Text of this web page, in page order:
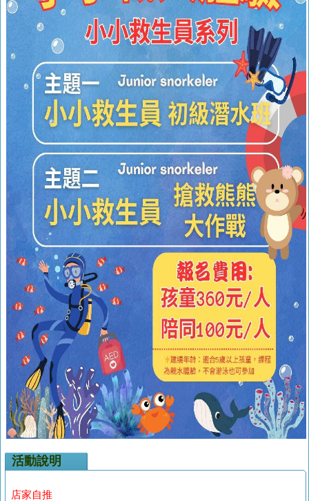
活動說明
店家自推